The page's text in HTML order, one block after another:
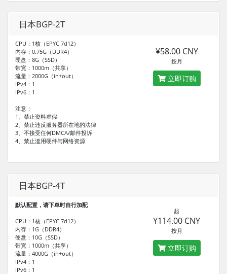
日本BGP-2T
CPU：1核（EPYC 7d12）
内存：0.75G（DDR4）
硬盘：8G（SSD）
带宽：1000m（共享）
流量：2000G（in+out）
IPv4：1
IPv6：1
注意：
1、禁止资料虚假
2、禁止违反服务器所在地的法律
3、不接受任何DMCA/邮件投诉
4、禁止滥用硬件与网络资源
¥58.00 CNY
按月
立即订购
日本BGP-4T
默认配置，请下单时自行加配
CPU：1核（EPYC 7d12）
内存：1G（DDR4）
硬盘：10G（SSD）
带宽：1000m（共享）
流量：4000G（in+out）
IPv4：1
IPv6：1
起
¥114.00 CNY
按月
立即订购